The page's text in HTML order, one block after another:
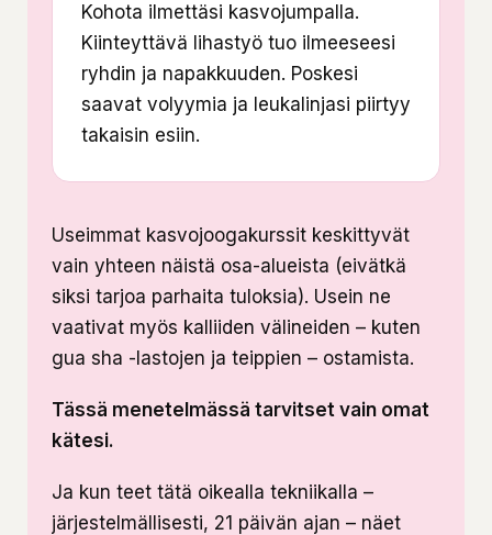
Kohota ilmettäsi kasvojumpalla.
Kiinteyttävä lihastyö tuo ilmeeseesi
ryhdin ja napakkuuden. Poskesi
saavat volyymia ja leukalinjasi piirtyy
takaisin esiin.
Useimmat kasvojoogakurssit keskittyvät
vain yhteen näistä osa-alueista (eivätkä
siksi tarjoa parhaita tuloksia). Usein ne
vaativat myös kalliiden välineiden – kuten
gua sha -lastojen ja teippien – ostamista.
Tässä menetelmässä tarvitset vain omat
kätesi.
Ja kun teet tätä oikealla tekniikalla –
järjestelmällisesti, 21 päivän ajan – näet